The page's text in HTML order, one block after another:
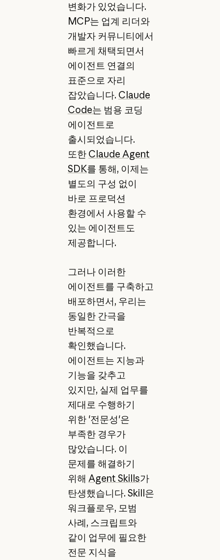
변화가 있었습니다.
MCP는 업계 리더와
개발자 커뮤니티에서
빠르게 채택되면서
에이전트 연결의
표준으로 자리
잡았습니다. Claude
Code는 범용 코딩
에이전트로
출시되었습니다.
또한 Claude Agent
SDK를 통해, 이제는
별도의 구성 없이
바로 프로덕션
환경에서 사용할 수
있는 에이전트도
제공합니다.
그러나 이러한
에이전트를 구축하고
배포하면서, 우리는
동일한 간극을
반복적으로
확인했습니다.
에이전트는 지능과
기능을 갖추고
있지만, 실제 업무를
제대로 수행하기
위한 '전문성'은
부족한 경우가
많았습니다. 이
문제를 해결하기
위해 Agent Skills가
탄생했습니다. Skill은
워크플로우, 모범
사례, 스크립트와
같이 업무에 필요한
전문 지식을